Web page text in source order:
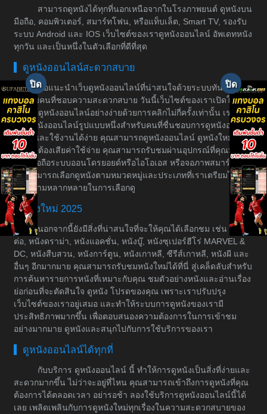
สามารถดูหนังได้ทุกที่นอกเหนือจากในโรงภาพยนต์ ดูหนังบน
มือถือ, คอมพิวเตอร์, สมาร์ทโฟน, หรือแท็บเล็ต, Smart TV, รองรับ
ระบบ Android และ IOS เว็บไซต์ของเราดูหนังออนไลน์ อัพเดทหนัง
ทุกวัน และเป็นหนึ่งในตัวเลือกที่ดีที่สุด
ดูหนังออนไลน์สะดวกสบาย
ขอแนะนำเว็บดูหนังออนไลน์ที่น่าสนใจด้วยระบบทันสมัย
สำหรับคนที่ชอบความสะดวกสบาย วันนี้เว็บไซต์ของเราเปิดให้
บริการดูหนังออนไลน์อย่างง่ายด้วยการคลิกไม่กี่ครั้งเท่านั้น เราเป็น
เว็บดูหนังออนไลน์รูปแบบหนึ่งสำหรับคนที่ชื่นชอบการดูหนังอย่างมี
ระบบและใช้งานได้ง่าย คุณสามารถดูหนังออนไลน์ ดูหนังใหม่ได้
โดยไม่ต้องเสียค่าใช้จ่าย คุณสามารถรับชมผ่านอุปกรณ์ที่คุณมีอยู่
เช่น มือถือระบบออนโดรยอยด์หรือไอโอเอส หรือจอภาพสมาร์ททีวี
คุณสามารถเลือกดูหนังตามหมวดหมู่และประเภทที่เราเตรียมไว้ให้
เพื่อความหลากหลายในการเลือกดู
หนังใหม่ 2025
นอกจากนี้ยังมีสิ่งที่น่าสนใจที่จะให้คุณได้เลือกชม เช่น หนัง
ต่อ, หนังดราม่า, หนังแอคชั่น, หนังบู๊, หนังซุเปอร์ฮีโร่ MARVEL &
DC, หนังสืบสวน, หนังการ์ตูน, หนังเกาหลี, ซีรีส์เกาหลี, หนังผี และ
อื่นๆ อีกมากมาย คุณสามารถรับชมหนังใหม่ได้ที่นี่ สู่เคล็ดลับสำหรับ
การค้นหารายการหนังที่เหมาะกับคุณ ชมตัวอย่างหนังและอ่านเรื่อง
ย่อก่อนที่จะตัดสินใจ ดูหนัง โปรดของคุณ เพราะเราปรับปรุง
เว็บไซต์ของเราอยู่เสมอ และทำให้ระบบการดูหนังของเรามี
ประสิทธิภาพมากขึ้น เพื่อตอบสนองความต้องการในการเข้าชม
อย่างมากมาย ดูหนังและสนุกไปกับการใช้บริการของเรา
ดูหนังออนไลน์ได้ทุกที่
กับบริการ ดูหนังออนไลน์ นี้ ทำให้การดูหนังเป็นสิ่งที่ง่ายและ
สะดวกมากขึ้น ไม่ว่าจะอยู่ที่ไหน คุณสามารถเข้าถึงการดูหนังที่คุณ
ต้องการได้ตลอดเวลา อย่ารอช้า ลองใช้บริการดูหนังออนไลน์นี้ได้
เลย เพลิดเพลินกับการดูหนังใหม่ทุกเรื่องในความสะดวกสบายของ